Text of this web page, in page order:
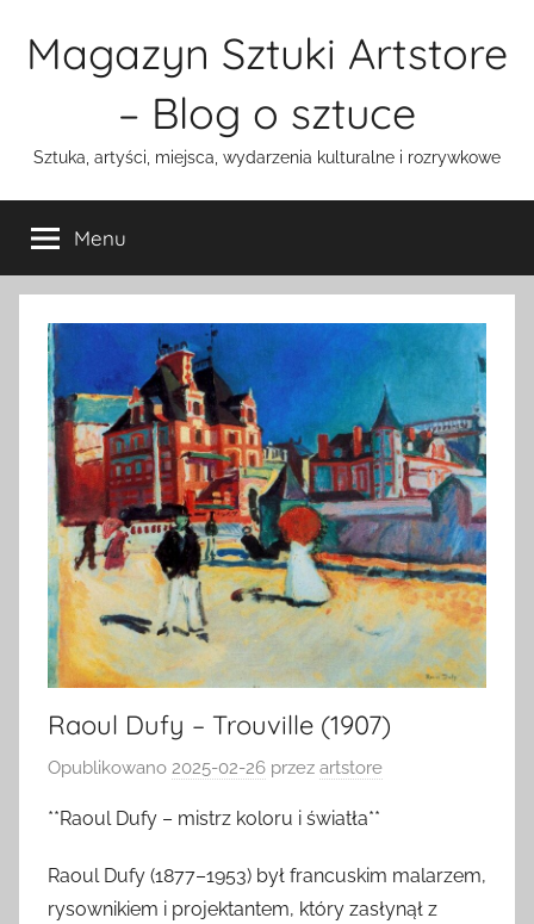
Magazyn Sztuki Artstore
– Blog o sztuce
Sztuka, artyści, miejsca, wydarzenia kulturalne i rozrywkowe
Menu
Raoul Dufy – Trouville (1907)
Opublikowano 2025-02-26 przez artstore
**Raoul Dufy – mistrz koloru i światła**
Raoul Dufy (1877–1953) był francuskim malarzem,
rysownikiem i projektantem, który zasłynął z